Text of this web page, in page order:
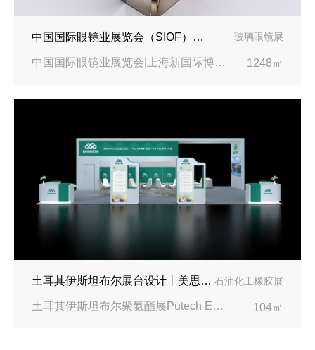
中国国际眼镜业展览会（SIOF）‌展台设计搭建-眼镜业巨头依视路陆逊梯卡 玻璃眼镜展
中国国际眼镜业展览会|上海新国际博览中心‌ 1248㎡
土耳其伊斯坦布尔展台设计丨美思德创新产品，打造聚氨酯行业标杆 石油化工橡胶展
土耳其伊斯坦布尔聚氨酯展Putech Eurasia|土耳其国际会展中心 104㎡